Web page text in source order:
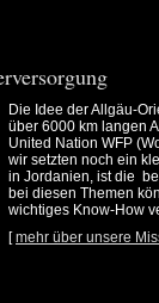
Die Idee der Allgäu-
über 6000 km langen
United Nation WFP
wir setzten noch ein
in Jordanien, ist die
bei diesen Themen
wichtiges Know-How
[mehr über unsere